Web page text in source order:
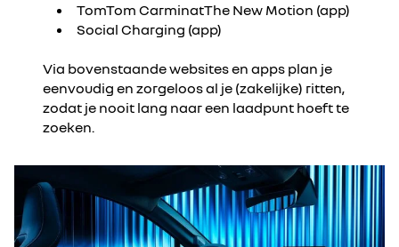
TomTom CarminatThe New Motion (app)
Social Charging (app)
Via bovenstaande websites en apps plan je
eenvoudig en zorgeloos al je (zakelijke) ritten,
zodat je nooit lang naar een laadpunt hoeft te
zoeken.